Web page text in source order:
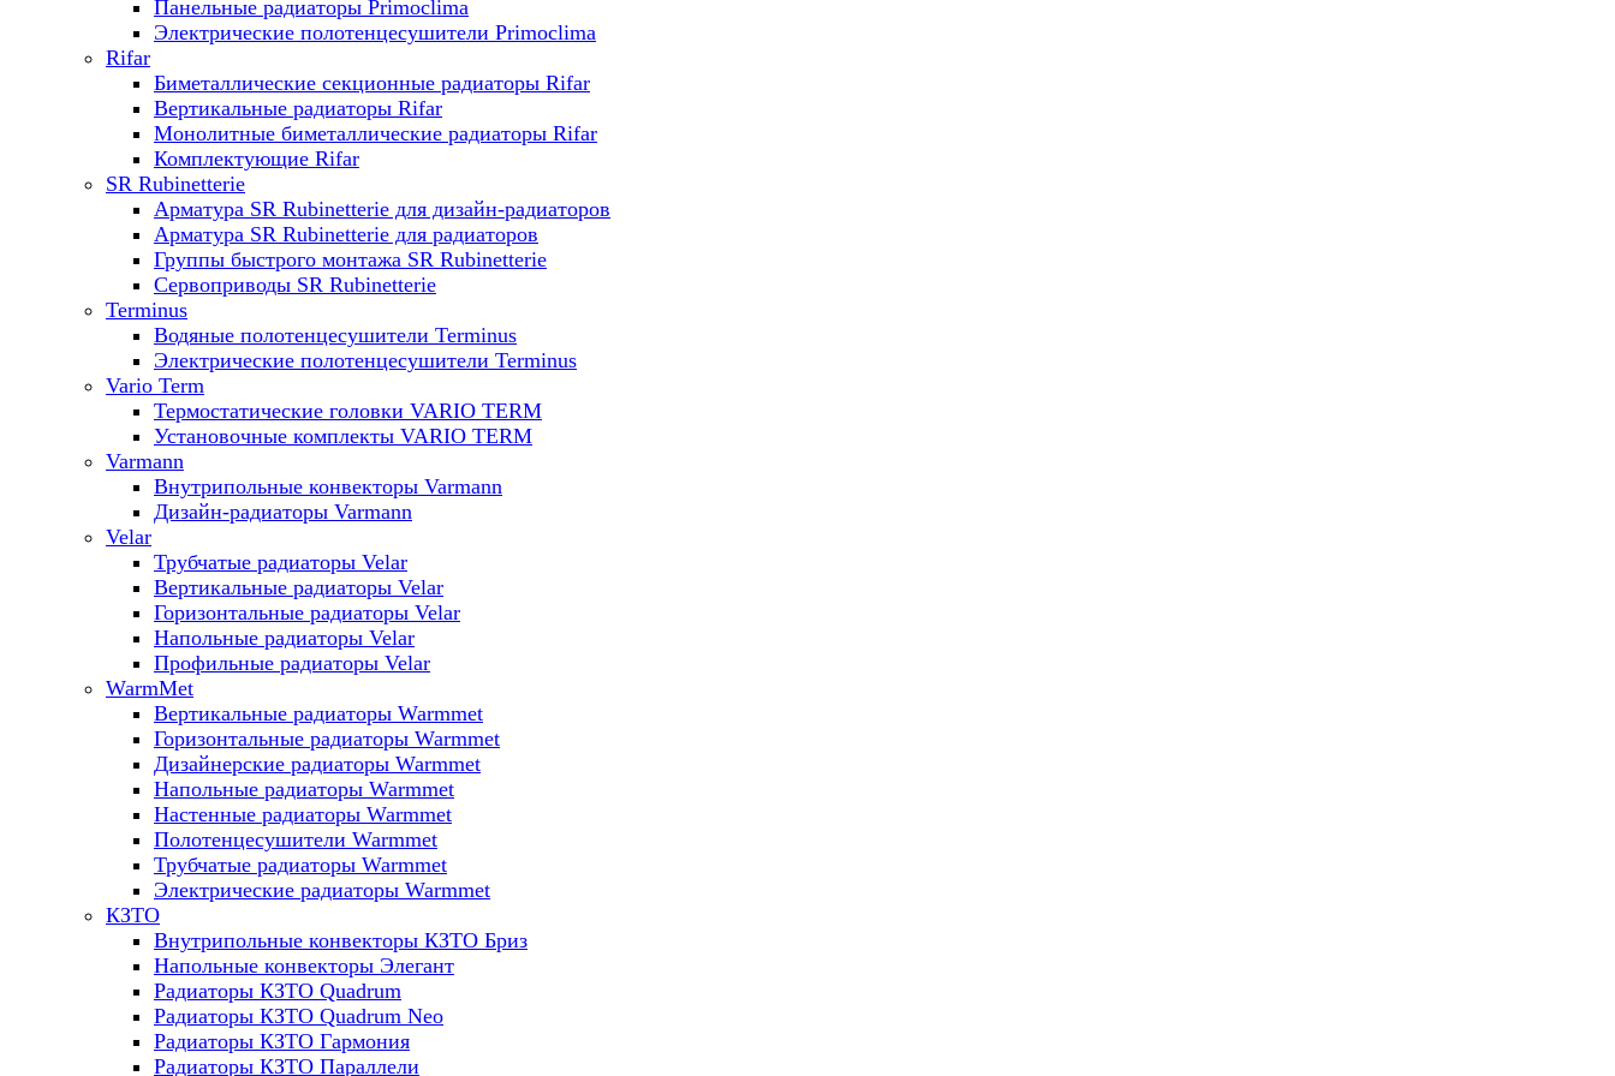
Панельные радиаторы Primoclima
Электрические полотенцесушители Primoclima
Rifar
Биметаллические секционные радиаторы Rifar
Вертикальные радиаторы Rifar
Монолитные биметаллические радиаторы Rifar
Комплектующие Rifar
SR Rubinetterie
Арматура SR Rubinetterie для дизайн-радиаторов
Арматура SR Rubinetterie для радиаторов
Группы быстрого монтажа SR Rubinetterie
Сервоприводы SR Rubinetterie
Terminus
Водяные полотенцесушители Terminus
Электрические полотенцесушители Terminus
Vario Term
Термостатические головки VARIO TERM
Установочные комплекты VARIO TERM
Varmann
Внутрипольные конвекторы Varmann
Дизайн-радиаторы Varmann
Velar
Трубчатые радиаторы Velar
Вертикальные радиаторы Velar
Горизонтальные радиаторы Velar
Напольные радиаторы Velar
Профильные радиаторы Velar
WarmMet
Вертикальные радиаторы Warmmet
Горизонтальные радиаторы Warmmet
Дизайнерские радиаторы Warmmet
Напольные радиаторы Warmmet
Настенные радиаторы Warmmet
Полотенцесушители Warmmet
Трубчатые радиаторы Warmmet
Электрические радиаторы Warmmet
КЗТО
Внутрипольные конвекторы КЗТО Бриз
Напольные конвекторы Элегант
Радиаторы КЗТО Quadrum
Радиаторы КЗТО Quadrum Neo
Радиаторы КЗТО Гармония
Радиаторы КЗТО Параллели